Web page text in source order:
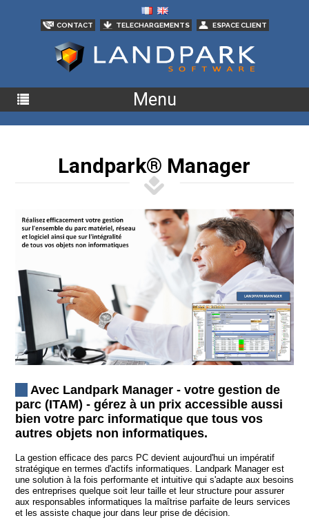
CONTACT TELECHARGEMENTS ESPACE CLIENT
Menu
Landpark® Manager
Avec Landpark Manager - votre gestion de
parc (ITAM) - gérez à un prix accessible aussi
bien votre parc informatique que tous vos
autres objets non informatiques.
La gestion efficace des parcs PC devient aujourd'hui un impératif
stratégique en termes d'actifs informatiques. Landpark Manager est
une solution à la fois performante et intuitive qui s'adapte aux besoins
des entreprises quelque soit leur taille et leur structure pour assurer
aux responsables informatiques la maîtrise parfaite de leurs services
et les assiste chaque jour dans leur prise de décision.